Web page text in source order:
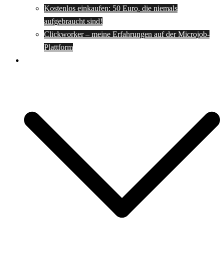
Kostenlos einkaufen: 50 Euro, die niemals
aufgebraucht sind!
Clickworker – meine Erfahrungen auf der Microjob-
Plattform